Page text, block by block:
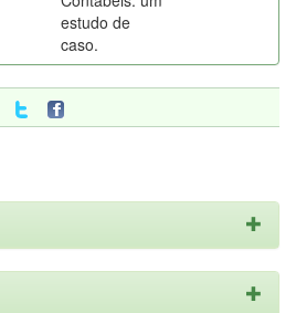
estudo de
caso.